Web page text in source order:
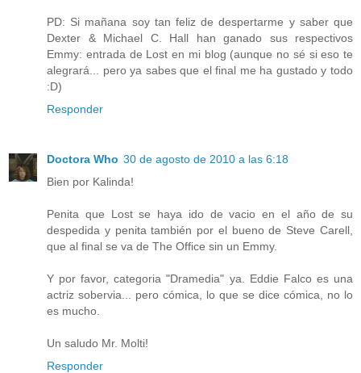
PD: Si mañana soy tan feliz de despertarme y saber que
Dexter & Michael C. Hall han ganado sus respectivos
Emmy: entrada de Lost en mi blog (aunque no sé si eso te
alegrará... pero ya sabes que el final me ha gustado y todo
:D)
Responder
Doctora Who 30 de agosto de 2010 a las 6:18
Bien por Kalinda!
Penita que Lost se haya ido de vacio en el año de su
despedida y penita también por el bueno de Steve Carell,
que al final se va de The Office sin un Emmy.
Y por favor, categoria "Dramedia" ya. Eddie Falco es una
actriz sobervia... pero cómica, lo que se dice cómica, no lo
es mucho.
Un saludo Mr. Molti!
Responder